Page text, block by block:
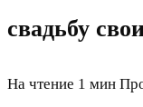
свадьбу
На чтение 1 мин